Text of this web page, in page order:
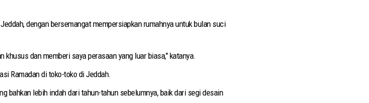
dengan bersemangat mempersiapkan rumahnya untuk bulan suci
dan memberi saya perasaan yang luar biasa," katanya.
Ramadan di toko-toko di Jeddah.
bahkan lebih indah dari tahun-tahun sebelumnya, baik dari segi desain